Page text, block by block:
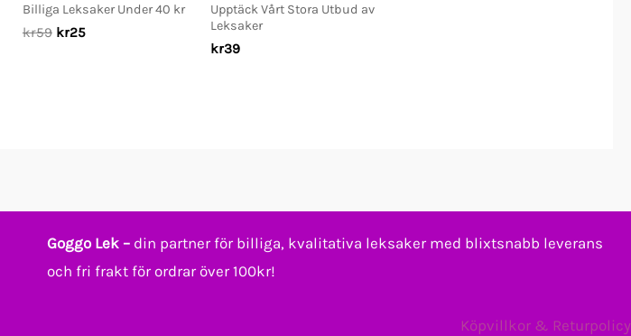
Billiga Leksaker Under 40 kr
kr59 Det
kr25Det
Upptäck Vårt Stora Utbud av
Leksaker
kr39
Goggo Lek – din partner för billiga, kvalitativa leksaker med blixtsnabb leverans
och fri frakt för ordrar över 100kr!
Köpvillkor & Returpolicy